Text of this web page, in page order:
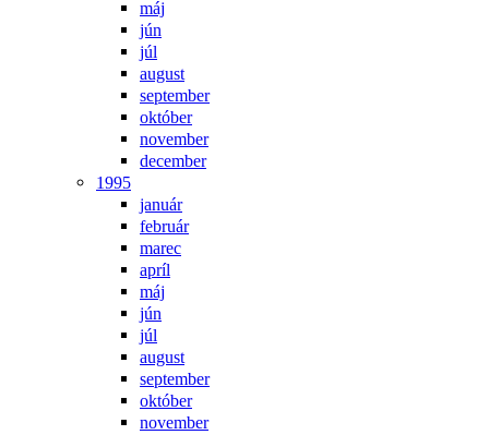
máj
jún
júl
august
september
október
november
december
1995
január
február
marec
apríl
máj
jún
júl
august
september
október
november